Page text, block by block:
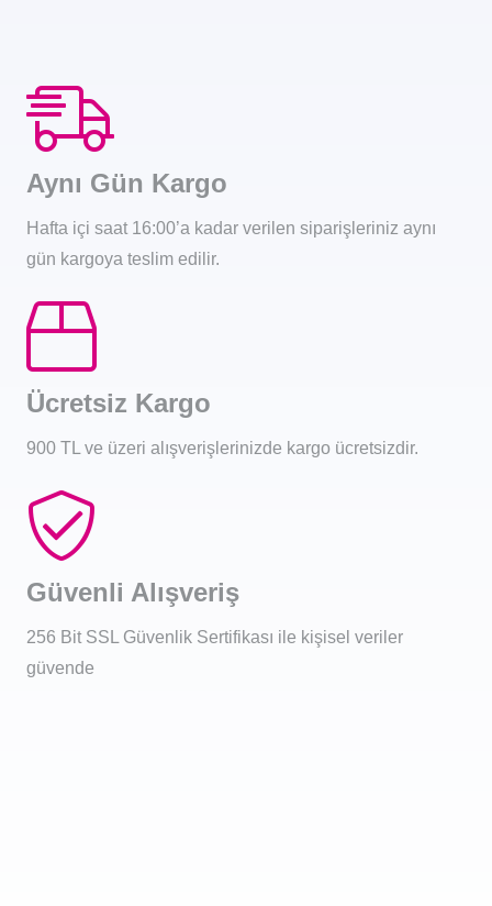
Aynı Gün Kargo
Hafta içi saat 16:00’a kadar verilen siparişleriniz aynı
gün kargoya teslim edilir.
Ücretsiz Kargo
900 TL ve üzeri alışverişlerinizde kargo ücretsizdir.
Güvenli Alışveriş
256 Bit SSL Güvenlik Sertifikası ile kişisel veriler
güvende